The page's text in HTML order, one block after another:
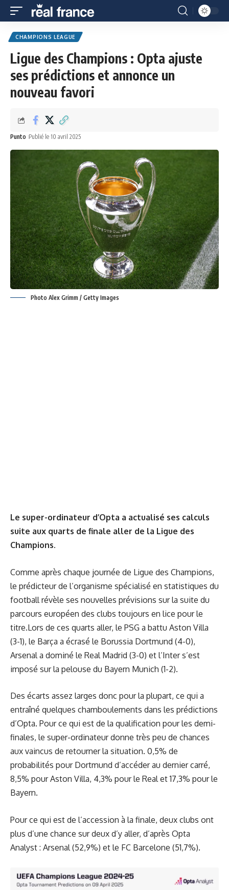
CHAMPIONS LEAGUE
Ligue des Champions : Opta ajuste
ses prédictions et annonce un
nouveau favori
Punto Publié le 10 avril 2025
Photo Alex Grimm / Getty Images
Le super-ordinateur d’Opta a actualisé ses calculs
suite aux quarts de finale aller de la Ligue des
Champions.
Comme après chaque journée de Ligue des Champions,
le prédicteur de l’organisme spécialisé en statistiques du
football révèle ses nouvelles prévisions sur la suite du
parcours européen des clubs toujours en lice pour le
titre.Lors de ces quarts aller, le PSG a battu Aston Villa
(3-1), le Barça a écrasé le Borussia Dortmund (4-0),
Arsenal a dominé le Real Madrid (3-0) et l’Inter s’est
imposé sur la pelouse du Bayern Munich (1-2).
Des écarts assez larges donc pour la plupart, ce qui a
entraîné quelques chamboulements dans les prédictions
d’Opta. Pour ce qui est de la qualification pour les demi-
finales, le super-ordinateur donne très peu de chances
aux vaincus de retourner la situation. 0,5% de
probabilités pour Dortmund d’accéder au dernier carré,
8,5% pour Aston Villa, 4,3% pour le Real et 17,3% pour le
Bayern.
Pour ce qui est de l’accession à la finale, deux clubs ont
plus d’une chance sur deux d’y aller, d’après Opta
Analyst : Arsenal (52,9%) et le FC Barcelone (51,7%).